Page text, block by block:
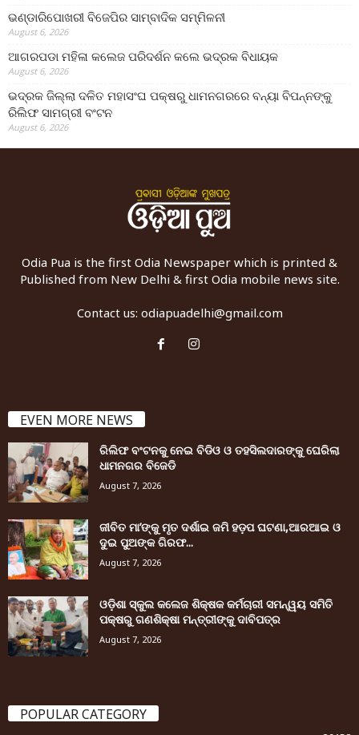
ଭଣ୍ଡାରିପୋଖରୀ ବିଜେପିର ସାମ୍ବାଦିକ ସମ୍ମିଳନୀ
August 6, 2026
ଆଗରପଡା ମହିଳା କଲେଜ ପରିଦର୍ଶନ କଲେ ଭଦ୍ରକ ବିଧାୟକ
August 6, 2026
ଭଦ୍ରକ ଜିଲ୍ଲା ଦଳିତ ମହାସଂଘ ପକ୍ଷରୁ ଧାମନଗରରେ ବନ୍ୟା ବିପନ୍ନଙ୍କୁ
ରିଲିଫ ସାମଗ୍ରୀ ବଂଟନ
August 6, 2026
Odia Pua is the first Odia Newspaper which is printed &
Published from New Delhi & first Odia mobile news site.
Contact us: odiapuadelhi@gmail.com
EVEN MORE NEWS
ରିଲିଫ ବଂଟନକୁ ନେଇ ବିଡିଓ ଓ ତହସିଲଦାରଙ୍କୁ ଘେରିଲା
ଧାମନଗର ବିଜେଡି
August 7, 2026
ଜୀବିତ ମା’ଙ୍କୁ ମୃତ ଦର୍ଶାଇ ଜମି ହଡ଼ପ ଘଟଣା,ଆରଆଇ ଓ
ଦୁଇ ପୁଅଙ୍କ ଗିରଫ...
August 7, 2026
ଓଡ଼ିଶା ସ୍କୁଲ କଲେଜ ଶିକ୍ଷକ କର୍ମଚାରୀ ସମନ୍ୱୟ ସମିତି
ପକ୍ଷରୁ ଗଣଶିକ୍ଷା ମନ୍ତ୍ରୀଙ୍କୁ ଦାବିପତ୍ର
August 7, 2026
POPULAR CATEGORY